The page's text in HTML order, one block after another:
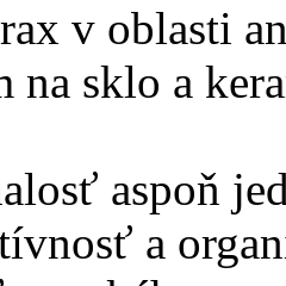
v oblasti
na sklo a
aspoň
a